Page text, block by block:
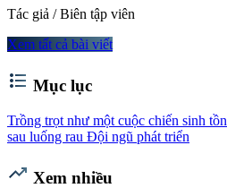
Tác giả / Biên tập viên
Xem tất cả bài viết
format_list_bulleted Mục lục
Trồng trọt như một cuộc chiến sinh tồn
sau luống rau Đội ngũ phát triển
trending_up Xem nhiều